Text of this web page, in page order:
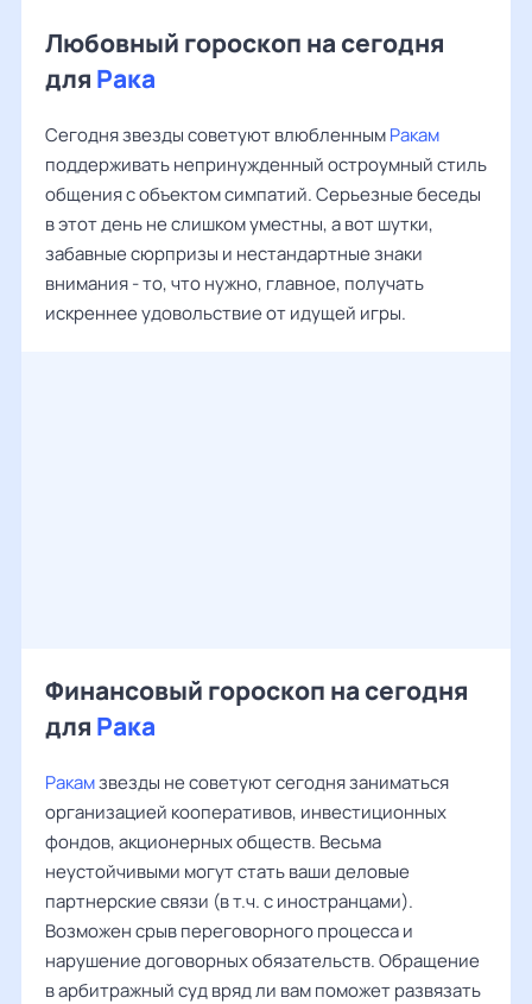
Любовный гороскоп на сегодня
для Рака
Сегодня звезды советуют влюбленнымРакам
поддерживать непринужденный остроумный стиль
общения с объектом симпатий. Серьезные беседы
в этот день не слишком уместны, а вот шутки,
забавные сюрпризы и нестандартные знаки
внимания - то, что нужно, главное, получать
искреннее удовольствие от идущей игры.
Финансовый гороскоп на сегодня
для Рака
Ракамзвезды не советуют сегодня заниматься
организацией кооперативов, инвестиционных
фондов, акционерных обществ. Весьма
неустойчивыми могут стать ваши деловые
партнерские связи (в т.ч. с иностранцами).
Возможен срыв переговорного процесса и
нарушение договорных обязательств. Обращение
в арбитражный суд вряд ли вам поможет развязать